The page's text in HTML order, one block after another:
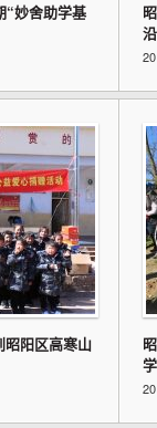
“妙舍助学基
昭阳区高寒山